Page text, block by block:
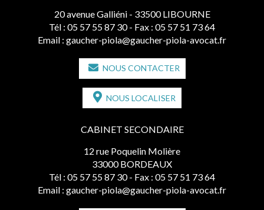
20 avenue Galliéni - 33500 LIBOURNE
Tél : 05 57 55 87 30 - Fax : 05 57 51 73 64
Email : gaucher-piola@gaucher-piola-avocat.fr
NOUS CONTACTER
NOUS LOCALISER
CABINET SECONDAIRE
12 rue Poquelin Molière
33000 BORDEAUX
Tél : 05 57 55 87 30 - Fax : 05 57 51 73 64
Email : gaucher-piola@gaucher-piola-avocat.fr